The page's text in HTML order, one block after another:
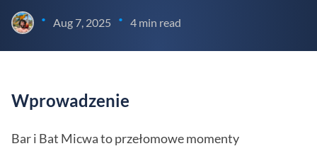
• Aug 7, 2025 • 4 min read
Wprowadzenie
Bar i Bat Micwa to przełomowe momenty